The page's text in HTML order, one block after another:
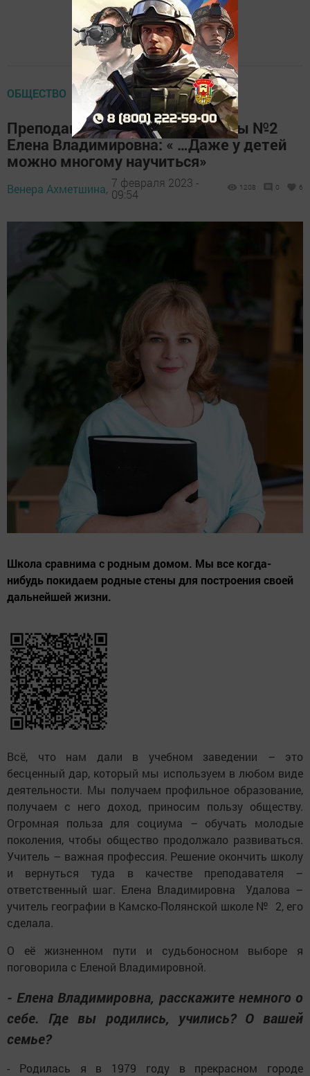
ОБЩЕСТВО
Преподаватель географии школы №2
Елена Владимировна: « …Даже у детей
можно многому научиться»
Венера Ахметшина, 7 февраля 2023 -
09:54
1208 0 6
Школа сравнима с родным домом. Мы все когда-
нибудь покидаем родные стены для построения своей
дальнейшей жизни.
Всё, что нам дали в учебном заведении – это
бесценный дар, который мы используем в любом виде
деятельности. Мы получаем профильное образование,
получаем с него доход, приносим пользу обществу.
Огромная польза для социума – обучать молодые
поколения, чтобы общество продолжало развиваться.
Учитель – важная профессия. Решение окончить школу
и вернуться туда в качестве преподавателя –
ответственный шаг. Елена Владимировна Удалова –
учитель географии в Камско-Полянской школе № 2, его
сделала.
О её жизненном пути и судьбоносном выборе я
поговорила с Еленой Владимировной.
- Елена Владимировна, расскажите немного о
себе. Где вы родились, учились? О вашей
семье?
- Родилась я в 1979 году в прекрасном городе